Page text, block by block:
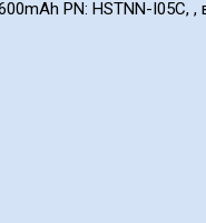
PN: HSTNN-I05C,